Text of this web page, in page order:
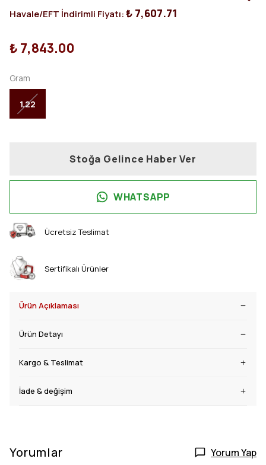
Havale/EFT İndirimli Fiyatı:₺ 7,607.71
₺ 7,843.00
Gram
1.22
Stoğa Gelince Haber Ver
WHATSAPP
Ücretsiz Teslimat
Sertifikalı Ürünler
Ürün Açıklaması
Ürün Detayı
Kargo & Teslimat
İade & değişim
Yorumlar Yorum Yap